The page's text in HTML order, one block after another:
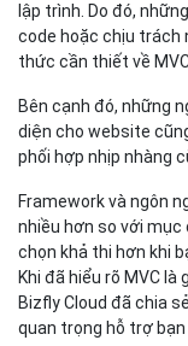
lập trình. Do đó,
code hoặc chịu trách
thức cần thiết về
Bên cạnh đó, những
diện cho website
phối hợp nhịp nhàng
Framework và ngôn
nhiều hơn so với mục
chọn khả thi hơn khi
Khi đã hiểu rõ MVC
Bizfly Cloud đã chia
quan trọng hỗ trợ